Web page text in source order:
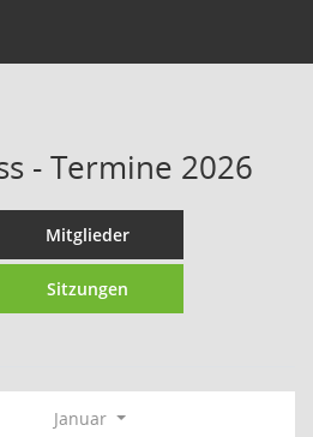
- Termine 2026
Mitglieder
Sitzungen
Januar